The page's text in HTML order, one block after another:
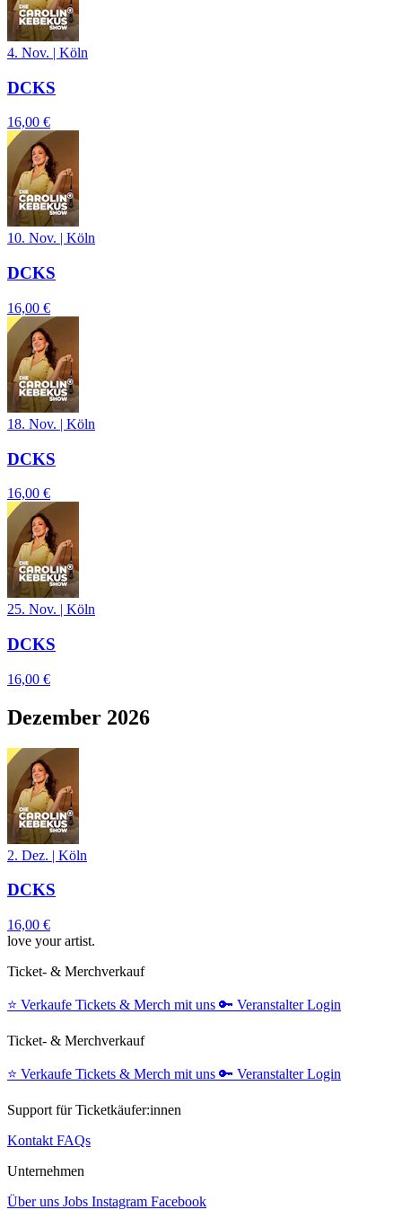
4. Nov. | Köln
DCKS
16,00 €
10. Nov. | Köln
DCKS
16,00 €
18. Nov. | Köln
DCKS
16,00 €
25. Nov. | Köln
DCKS
16,00 €
Dezember 2026
2. Dez. | Köln
DCKS
16,00 €
love your artist.
Ticket- & Merchverkauf
⭐️ Verkaufe Tickets & Merch mit uns 🔑 Veranstalter Login
Ticket- & Merchverkauf
⭐️ Verkaufe Tickets & Merch mit uns 🔑 Veranstalter Login
Support für Ticketkäufer:innen
Kontakt FAQs
Unternehmen
Über uns Jobs Instagram Facebook